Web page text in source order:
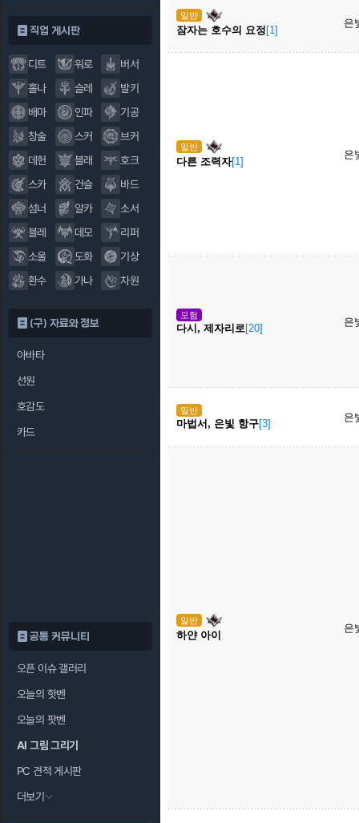
직업 게시판
디트 워로
버서
홀나
슬레
발키
배마
인파
기공
창술
스커
브커
데헌
블래
호크
스카
건슬
바드
섬너
알카
소서
블레
데모
리퍼
소울
도화
기상
환수
가나 차원
(구) 자료와 정보
아바타
선원
호감도
카드
공통 커뮤니티
오픈 이슈 갤러리
오늘의 핫벤
오늘의 팟벤
AI 그림 그리기
PC 견적 게시판
더보기
일반
잠자는 호수의 요정 [1]
은
일반
다른 조력자[1]
은
모험
다시, 제자리로[20]
은
일반
마법서, 은빛 항구[3]
은
일반
하얀 아이
은